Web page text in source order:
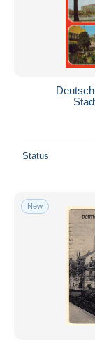
Status
New